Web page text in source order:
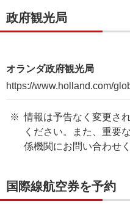
政府観光局
オランダ政府観光局
https://www.holland.com/
情報は予告なく変更さ
ください。また、重要
係機関にお問い合わせく
国際線航空券を予約